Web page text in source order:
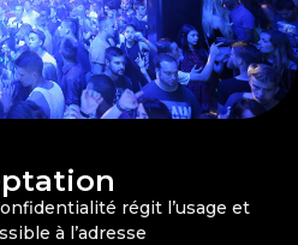
régit l’usage et
à l’adresse